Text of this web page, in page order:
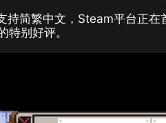
持简繁中文，Steam平台正
别好评。